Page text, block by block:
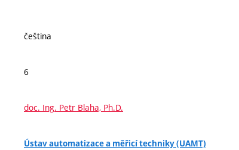
čeština
6
doc. Ing. Petr Blaha, Ph.D.
Ústav automatizace a měřicí techniky (UAMT)